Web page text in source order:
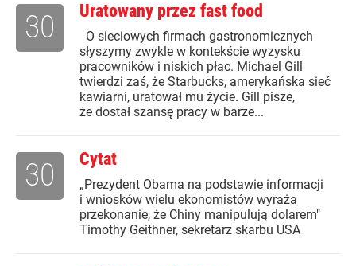
Uratowany przez fast food
O sieciowych firmach gastronomicznych
słyszymy zwykle w kontekście wyzysku
pracowników i niskich płac. Michael Gill
twierdzi zaś, że Starbucks, amerykańska sieć
kawiarni, uratował mu życie. Gill pisze,
że dostał szansę pracy w barze...
30
Cytat
„Prezydent Obama na podstawie informacji
i wniosków wielu ekonomistów wyraża
przekonanie, że Chiny manipulują dolarem"
Timothy Geithner, sekretarz skarbu USA
30